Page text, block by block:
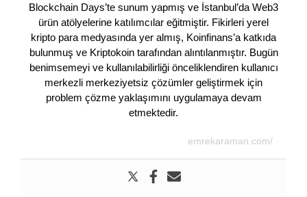
Blockchain Days’te sunum yapmış ve İstanbul’da Web3
ürün atölyelerine katılımcılar eğitmiştir. Fikirleri yerel
kripto para medyasında yer almış, Koinfinans’a katkıda
bulunmuş ve Kriptokoin tarafından alıntılanmıştır. Bugün
benimsemeyi ve kullanılabilirliği önceliklendiren kullanıcı
merkezli merkeziyetsiz çözümler geliştirmek için
problem çözme yaklaşımını uygulamaya devam
etmektedir.
emrekaraman.com/